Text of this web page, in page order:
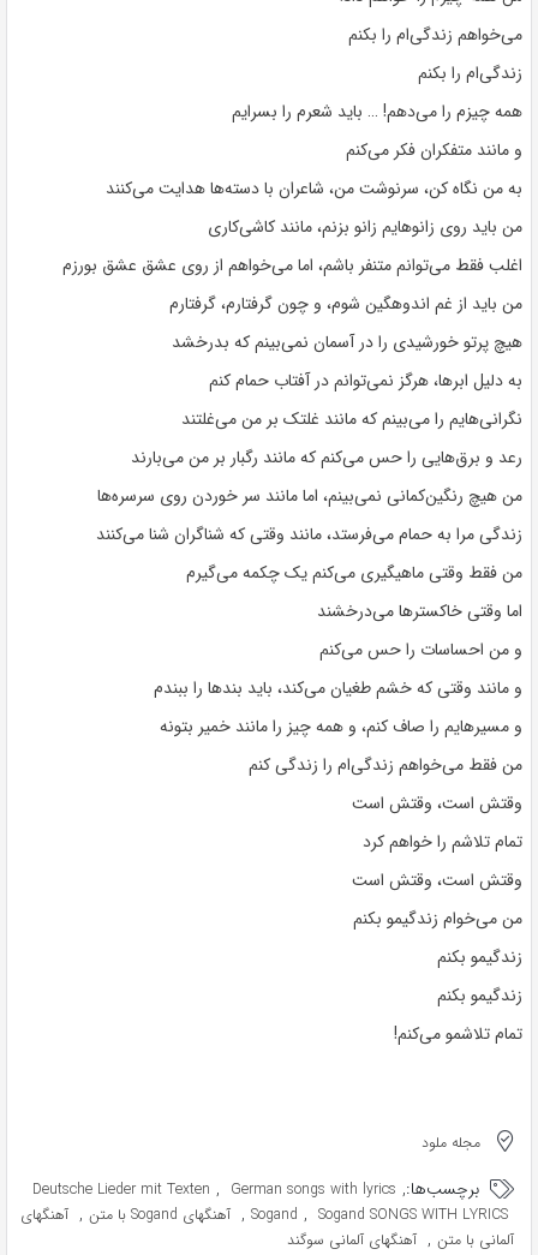
می‌خواهم زندگی‌ام را بکنم
زندگی‌ام را بکنم
همه چیزم را می‌دهم! … باید شعرم را بسرایم
و مانند متفکران فکر می‌کنم
به من نگاه کن، سرنوشت من، شاعران با دسته‌ها هدایت می‌کنند
من باید روی زانوهایم زانو بزنم، مانند کاشی‌کاری
اغلب فقط می‌توانم متنفر باشم، اما می‌خواهم از روی عشق عشق بورزم
من باید از غم اندوهگین شوم، و چون گرفتارم، گرفتارم
هیچ پرتو خورشیدی را در آسمان نمی‌بینم که بدرخشد
به دلیل ابرها، هرگز نمی‌توانم در آفتاب حمام کنم
نگرانی‌هایم را می‌بینم که مانند غلتک بر من می‌غلتند
رعد و برق‌هایی را حس می‌کنم که مانند رگبار بر من می‌بارند
من هیچ رنگین‌کمانی نمی‌بینم، اما مانند سر خوردن روی سرسره‌ها
زندگی مرا به حمام می‌فرستد، مانند وقتی که شناگران شنا می‌کنند
من فقط وقتی ماهیگیری می‌کنم یک چکمه می‌گیرم
اما وقتی خاکسترها می‌درخشند
و من احساسات را حس می‌کنم
و مانند وقتی که خشم طغیان می‌کند، باید بندها را ببندم
و مسیرهایم را صاف کنم، و همه چیز را مانند خمیر بتونه
من فقط می‌خواهم زندگی‌ام را زندگی کنم
وقتش است، وقتش است
تمام تلاشم را خواهم کرد
وقتش است، وقتش است
من می‌خوام زندگیمو بکنم
زندگیمو بکنم
زندگیمو بکنم
تمام تلاشمو می‌کنم!
مجله ملود
برچسب‌ها: Deutsche Lieder mit Texten , German songs with lyrics ,
Sogand , Sogand SONGS WITH LYRICS
, آهنگهای Sogand با متن , آهنگهای
آلمانی با متن , آهنگهای آلمانی سوگند